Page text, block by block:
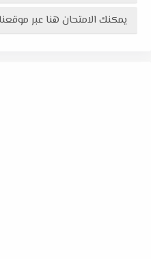
يمكنك الامتحان هنا عبر